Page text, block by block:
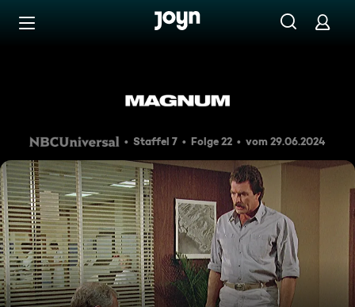
Zum Inhalt springen
Staffel 7 Folge 22 vom 29.06.2024